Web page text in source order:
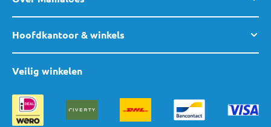
Hoofdkantoor & winkels
Veilig winkelen